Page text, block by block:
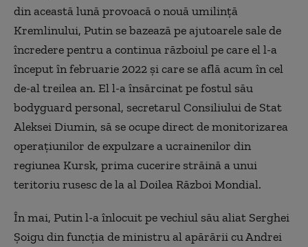
din această lună provoacă o nouă umilinţă
Kremlinului, Putin se bazează pe ajutoarele sale de
încredere pentru a continua războiul pe care el l-a
început în februarie 2022 şi care se află acum în cel
de-al treilea an. El l-a însărcinat pe fostul său
bodyguard personal, secretarul Consiliului de Stat
Aleksei Diumin, să se ocupe direct de monitorizarea
operaţiunilor de expulzare a ucrainenilor din
regiunea Kursk, prima cucerire străină a unui
teritoriu rusesc de la al Doilea Război Mondial.
În mai, Putin l-a înlocuit pe vechiul său aliat Serghei
Şoigu din funcţia de ministru al apărării cu Andrei